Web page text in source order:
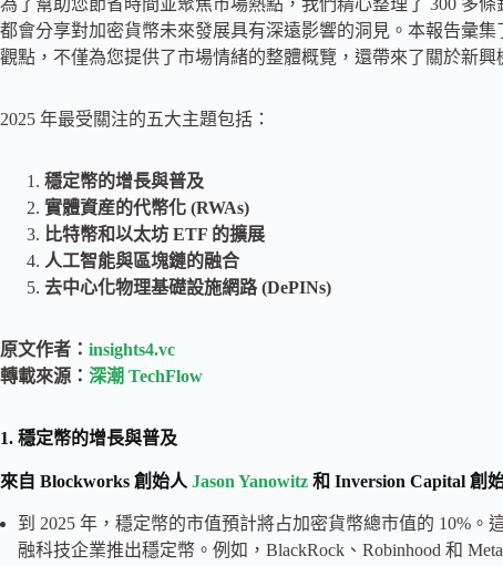
都會分享對加密貨幣未來發展具有深遠影響的洞見。本報告彙
觀點，不僅為您提供了市場情緒的整體概覽，還帶來了關於新興
2025 年最受關注的五大主題包括：
穩定幣的增長與普及
實體資産的代幣化 (RWAs)
比特幣和以太坊 ETF 的擴展
人工智能與區塊鏈的融合
去中心化物理基礎設施網路 (DePINs)
原文作者： insights4.vc
轉載來源： 深潮 TechFlow
1. 穩定幣的增長與普及
來自 Blockworks 創始人 Jason Yanowitz 和 Inversion Capital 創
到 2025 年，穩定幣的市值預計將占加密貨幣總市值的 10%
融科技企業推出穩定幣。例如，BlackRock、Robinhood 和